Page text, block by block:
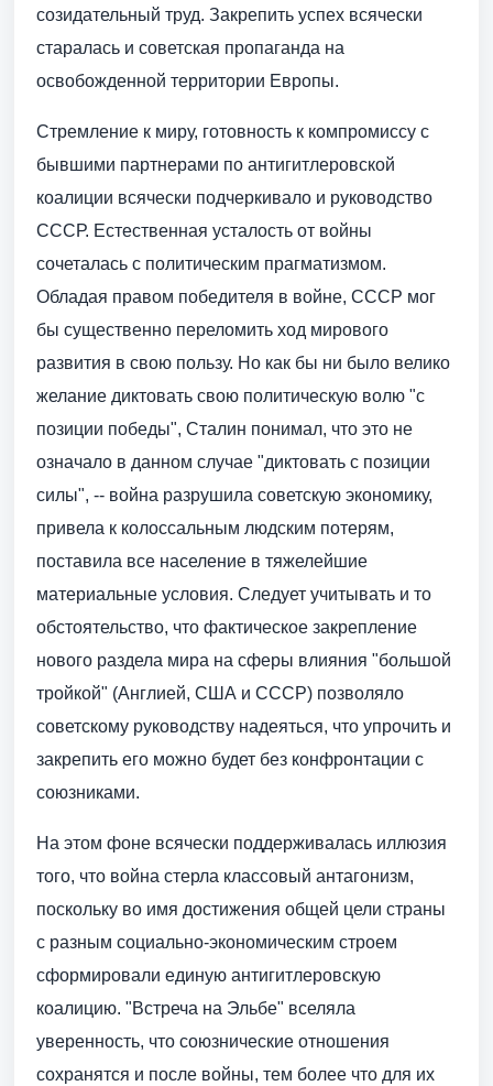
созидательный труд. Закрепить успех всячески
старалась и советская пропаганда на
освобожденной территории Европы.
Стремление к миру, готовность к компромиссу с
бывшими партнерами по антигитлеровской
коалиции всячески подчеркивало и руководство
СССР. Естественная усталость от войны
сочеталась с политическим прагматизмом.
Обладая правом победителя в войне, СССР мог
бы существенно переломить ход мирового
развития в свою пользу. Но как бы ни было велико
желание диктовать свою политическую волю "с
позиции победы", Сталин понимал, что это не
означало в данном случае "диктовать с позиции
силы", -- война разрушила советскую экономику,
привела к колоссальным людским потерям,
поставила все население в тяжелейшие
материальные условия. Следует учитывать и то
обстоятельство, что фактическое закрепление
нового раздела мира на сферы влияния "большой
тройкой" (Англией, США и СССР) позволяло
советскому руководству надеяться, что упрочить и
закрепить его можно будет без конфронтации с
союзниками.
На этом фоне всячески поддерживалась иллюзия
того, что война стерла классовый антагонизм,
поскольку во имя достижения общей цели страны
с разным социально-экономическим строем
сформировали единую антигитлеровскую
коалицию. "Встреча на Эльбе" вселяла
уверенность, что союзнические отношения
сохранятся и после войны, тем более что для их